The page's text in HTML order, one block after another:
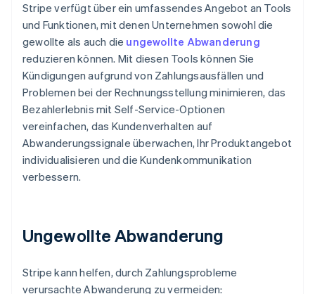
Stripe verfügt über ein umfassendes Angebot an Tools
und Funktionen, mit denen Unternehmen sowohl die
gewollte als auch die ungewollte Abwanderung
reduzieren können. Mit diesen Tools können Sie
Kündigungen aufgrund von Zahlungsausfällen und
Problemen bei der Rechnungsstellung minimieren, das
Bezahlerlebnis mit Self-Service-Optionen
vereinfachen, das Kundenverhalten auf
Abwanderungssignale überwachen, Ihr Produktangebot
individualisieren und die Kundenkommunikation
verbessern.
Ungewollte Abwanderung
Stripe kann helfen, durch Zahlungsprobleme
verursachte Abwanderung zu vermeiden: